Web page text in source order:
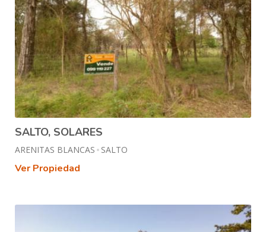
SALTO, SOLARES
ARENITAS BLANCAS SALTO
Ver Propiedad